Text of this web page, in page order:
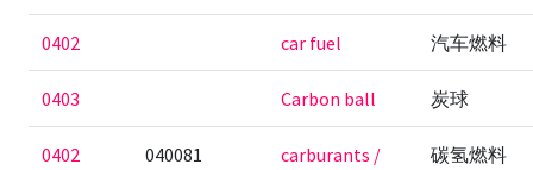
0402 car fuel 汽车燃料
0403 Carbon ball 炭球
0402 040081
carburants /
碳氢燃料